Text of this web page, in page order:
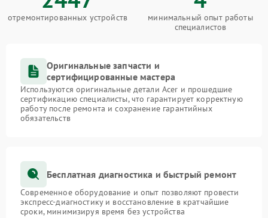
отремонтированных устройств
минимальный опыт работы
специалистов
Оригинальные запчасти и
сертифицированные мастера
Используются оригинальные детали Acer и прошедшие
сертификацию специалисты, что гарантирует корректную
работу после ремонта и сохранение гарантийных
обязательств
Бесплатная диагностика и быстрый ремонт
Современное оборудование и опыт позволяют провести
экспресс-диагностику и восстановление в кратчайшие
сроки, минимизируя время без устройства